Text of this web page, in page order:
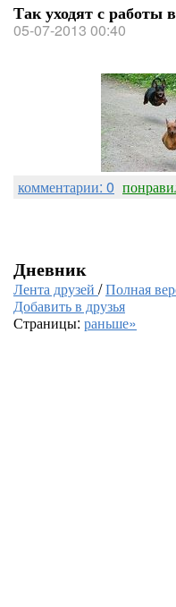
Так уходят с работы
05-07-2013 00:40
комментарии: 0
Дневник
Лента друзей /Полная
Добавить в друзья
Страницы: раньше»